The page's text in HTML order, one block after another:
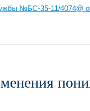
№БС-35-11/4074@